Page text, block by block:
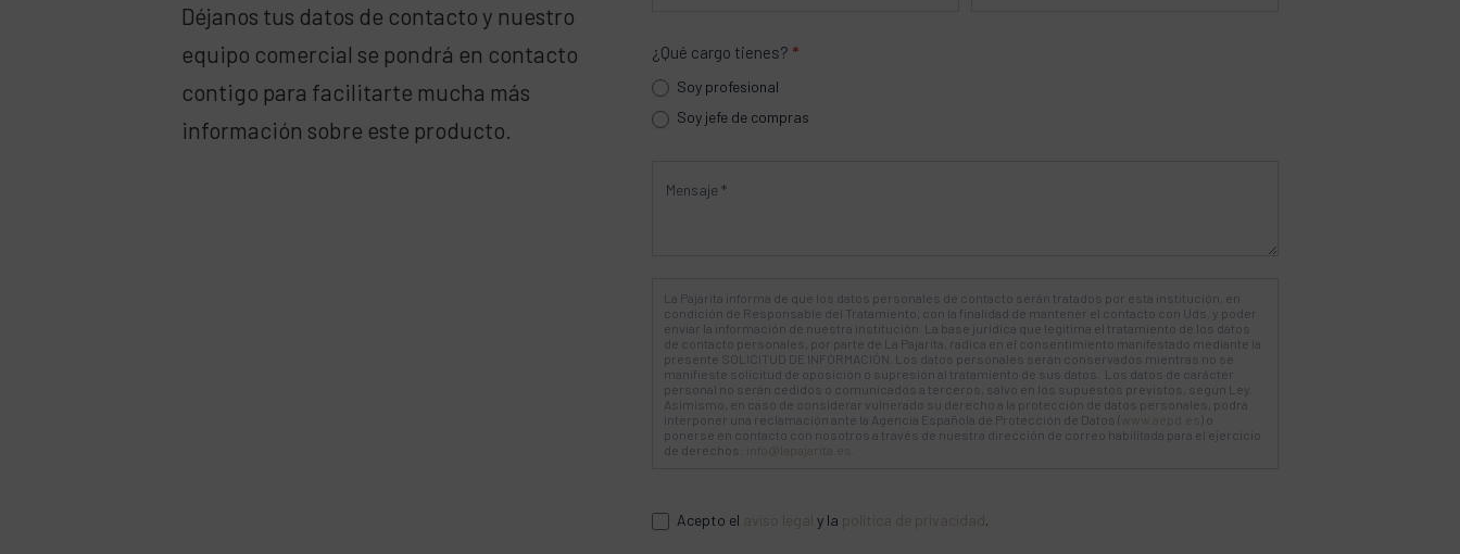
Déjanos tus datos de contacto y nuestro
equipo comercial se pondrá en contacto
contigo para facilitarte mucha más
información sobre este producto.
¿Qué cargo tienes? *
Soy profesional
Soy jefe de compras
La Pajarita informa de que los datos personales de contacto serán tratados por esta institución, en
condición de Responsable del Tratamiento, con la finalidad de mantener el contacto con Uds. y poder
enviar la información de nuestra institución. La base jurídica que legitima el tratamiento de los datos
de contacto personales, por parte de La Pajarita, radica en el consentimiento manifestado mediante la
presente SOLICITUD DE INFORMACIÓN. Los datos personales serán conservados mientras no se
manifieste solicitud de oposición o supresión al tratamiento de sus datos. Los datos de carácter
personal no serán cedidos o comunicados a terceros, salvo en los supuestos previstos, según Ley.
Asimismo, en caso de considerar vulnerado su derecho a la protección de datos personales, podrá
interponer una reclamación ante la Agencia Española de Protección de Datos (
) o
ponerse en contacto con nosotros a través de nuestra dirección de correo habilitada para el ejercicio
de derechos:
Acepto el y la .